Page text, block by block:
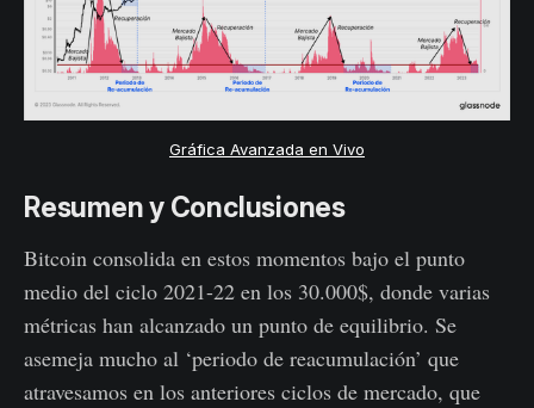
Gráfica Avanzada en Vivo
Resumen y Conclusiones
Bitcoin consolida en estos momentos bajo el punto
medio del ciclo 2021-22 en los 30.000$, donde varias
métricas han alcanzado un punto de equilibrio. Se
asemeja mucho al ‘periodo de reacumulación’ que
atravesamos en los anteriores ciclos de mercado, que